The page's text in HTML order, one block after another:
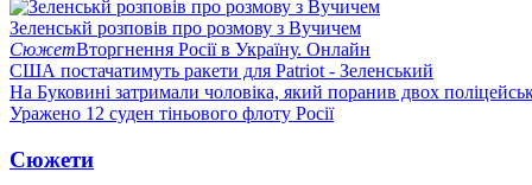
Зеленськй розповів про розмову з Вучичем
СюжетВторгнення Росії в Україну. Онлайн
США постачатимуть ракети для Patriot - Зеленський
На Буковині затримали чоловіка, який поранив двох
Уражено 12 суден тіньового флоту Росії
Сюжети